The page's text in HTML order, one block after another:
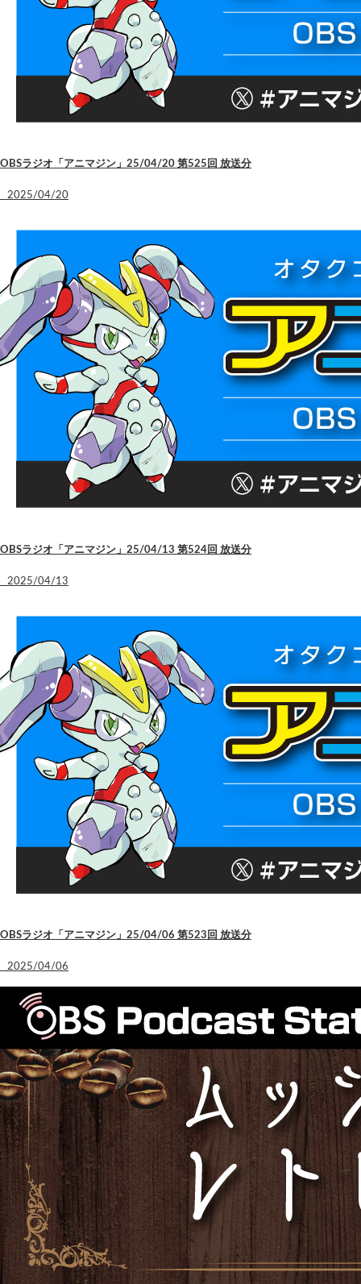
OBSラジオ「アニマジン」25/04/20 第525回 放送分
2025/04/20
OBSラジオ「アニマジン」25/04/13 第524回 放送分
2025/04/13
OBSラジオ「アニマジン」25/04/06 第523回 放送分
2025/04/06